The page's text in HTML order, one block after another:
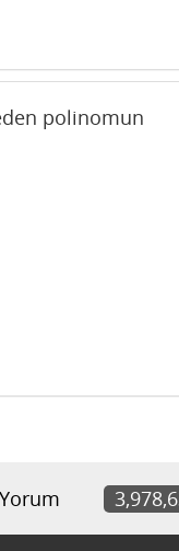
polinomun
Yorum